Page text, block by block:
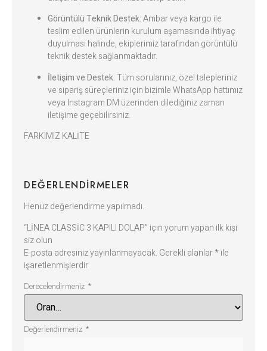
Görüntülü Teknik Destek:Ambar veya kargo ile
teslim edilen ürünlerin kurulum aşamasında ihtiyaç
duyulması halinde, ekiplerimiz tarafından görüntülü
teknik destek sağlanmaktadır.
İletişim ve Destek:Tüm sorularınız, özel talepleriniz
ve sipariş süreçleriniz için bizimle WhatsApp hattımız
veya Instagram DM üzerinden dilediğiniz zaman
iletişime geçebilirsiniz.
FARKIMIZ KALİTE
DEĞERLENDIRMELER
Henüz değerlendirme yapılmadı.
“LİNEA CLASSİC 3 KAPILI DOLAP” için yorum yapan ilk kişi
siz olun
E-posta adresiniz yayınlanmayacak. Gerekli alanlar* ile
işaretlenmişlerdir
Derecelendirmeniz *
Değerlendirmeniz *